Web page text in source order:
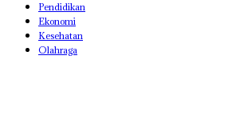
Pendidikan
Ekonomi
Kesehatan
Olahraga